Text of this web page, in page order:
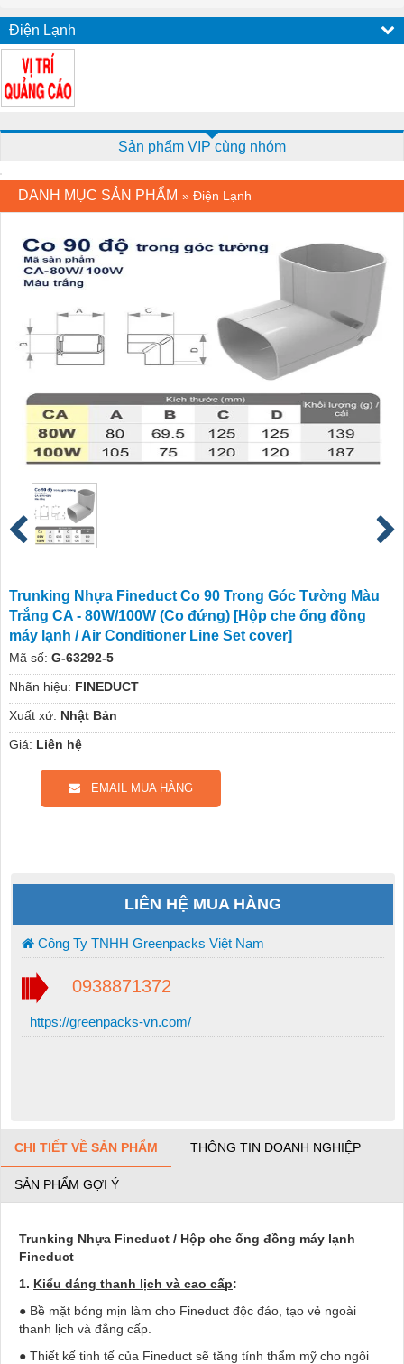
Điện Lạnh
Sản phẩm VIP cùng nhóm
DANH MỤC SẢN PHẨM » Điện Lạnh
Trunking Nhựa Fineduct Co 90 Trong Góc Tường Màu
Trắng CA - 80W/100W (Co đứng) [Hộp che ống đồng
máy lạnh / Air Conditioner Line Set cover]
Mã số: G-63292-5
Nhãn hiệu: FINEDUCT
Xuất xứ: Nhật Bản
Giá: Liên hệ
EMAIL MUA HÀNG
LIÊN HỆ MUA HÀNG
Công Ty TNHH Greenpacks Việt Nam
0938871372
https://greenpacks-vn.com/
CHI TIẾT VỀ SẢN PHẨM THÔNG TIN DOANH NGHIỆP
SẢN PHẨM GỢI Ý
Trunking Nhựa Fineduct / Hộp che ống đồng máy lạnh
Fineduct
1. Kiểu dáng thanh lịch và cao cấp:
● Bề mặt bóng mịn làm cho Fineduct độc đáo, tạo vẻ ngoài
thanh lịch và đẳng cấp.
● Thiết kế tinh tế của Fineduct sẽ tăng tính thẩm mỹ cho ngôi